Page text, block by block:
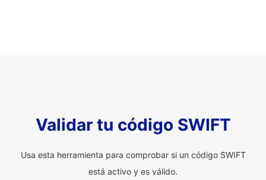
Validar tu código SWIFT
Usa esta herramienta para comprobar si un código SWIFT
está activo y es válido.